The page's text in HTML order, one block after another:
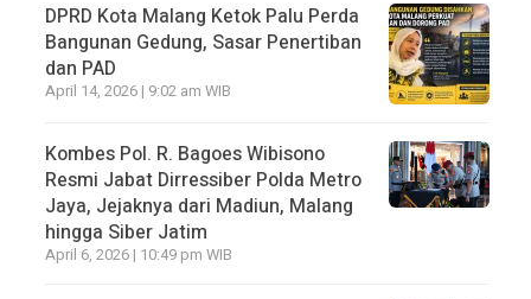
DPRD Kota Malang Ketok Palu Perda
Bangunan Gedung, Sasar Penertiban
dan PAD
April 14, 2026 | 9:02 am WIB
Kombes Pol. R. Bagoes Wibisono
Resmi Jabat Dirressiber Polda Metro
Jaya, Jejaknya dari Madiun, Malang
hingga Siber Jatim
April 6, 2026 | 10:49 pm WIB